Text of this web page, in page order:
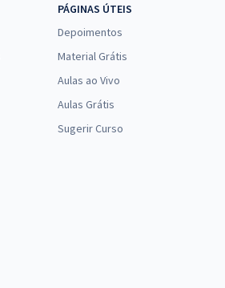
PÁGINAS ÚTEIS
Depoimentos
Material Grátis
Aulas ao Vivo
Aulas Grátis
Sugerir Curso